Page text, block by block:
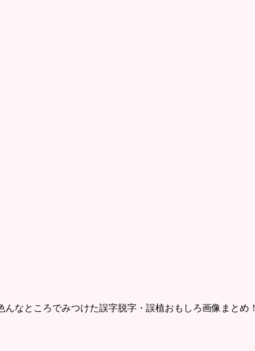
なところでみつけた誤字脱字・誤植おもしろ画像まとめ！